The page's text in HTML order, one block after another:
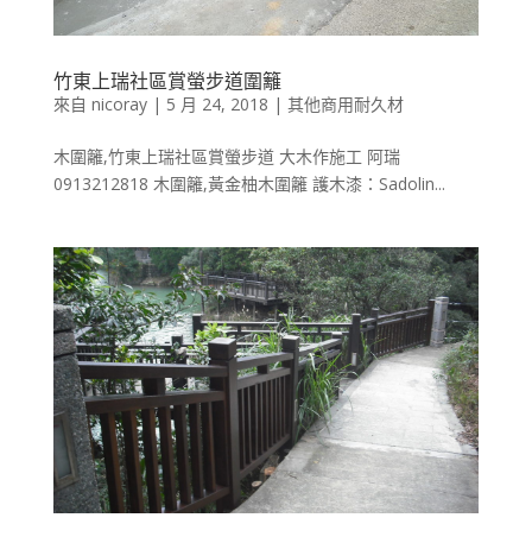
竹東上瑞社區賞螢步道圍籬
來自 nicoray| 5 月 24, 2018 | 其他商用耐久材
木圍籬,竹東上瑞社區賞螢步道 大木作施工 阿瑞
0913212818 木圍籬,黃金柚木圍籬 護木漆：Sadolin...